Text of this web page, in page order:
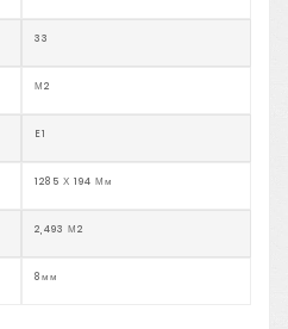
33
М2
E1
1285 Х 194 Мм
2,493 М2
8мм